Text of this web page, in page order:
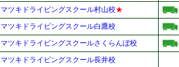
マツキドライビングスクール村山校★
マツキドライビングスクール白鷹校
マツキドライビングスクールさくらんぼ校
マツキドライビングスクール長井校